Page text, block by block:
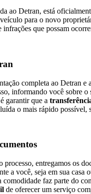
ao Detran, está
para o novo
infrações que possam
completa ao Detran e
informando você sobre o
garantir que a
o mais rápido possível,
entregamos os
a você, seja em sua casa
comodidade faz parte do
de oferecer um serviço